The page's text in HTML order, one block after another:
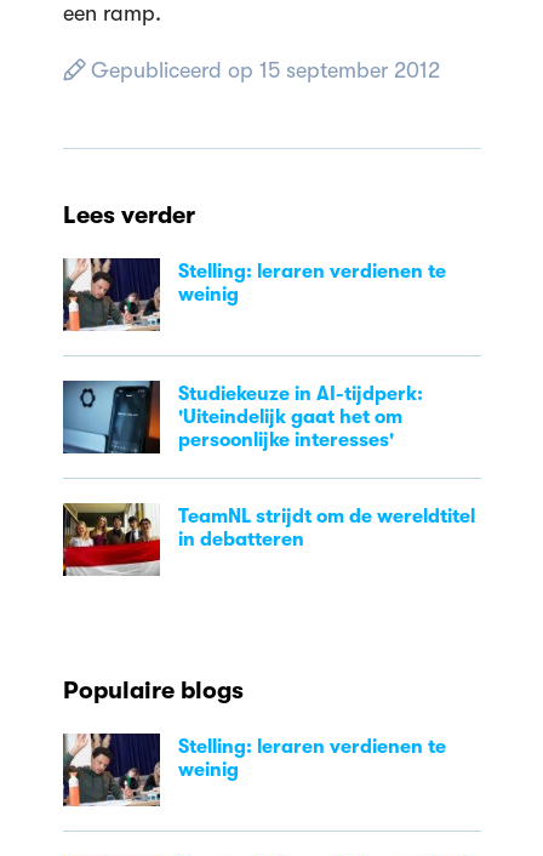
een ramp.
Gepubliceerd op 15 september 2012
Lees verder
Stelling: leraren verdienen te
weinig
Studiekeuze in AI-tijdperk:
'Uiteindelijk gaat het om
persoonlijke interesses'
TeamNL strijdt om de wereldtitel
in debatteren
Populaire blogs
Stelling: leraren verdienen te
weinig